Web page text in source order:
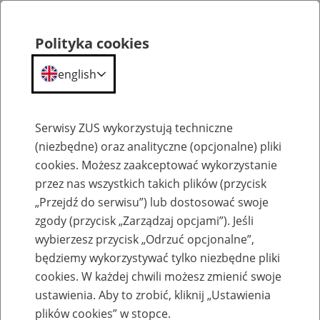
Szkolenia
Zaproś ZUS do siebie: Aktywni 50+
Polityka cookies
english
Serwisy ZUS wykorzystują techniczne
(niezbędne) oraz analityczne (opcjonalne) pliki
cookies. Możesz zaakceptować wykorzystanie
przez nas wszystkich takich plików (przycisk
„Przejdź do serwisu”) lub dostosować swoje
zgody (przycisk „Zarządzaj opcjami”). Jeśli
wybierzesz przycisk „Odrzuć opcjonalne”,
będziemy wykorzystywać tylko niezbędne pliki
cookies. W każdej chwili możesz zmienić swoje
ustawienia. Aby to zrobić, kliknij „Ustawienia
plików cookies” w stopce.